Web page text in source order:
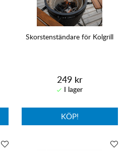
Skorstenständare för Kolgrill
249 kr
KÖP!